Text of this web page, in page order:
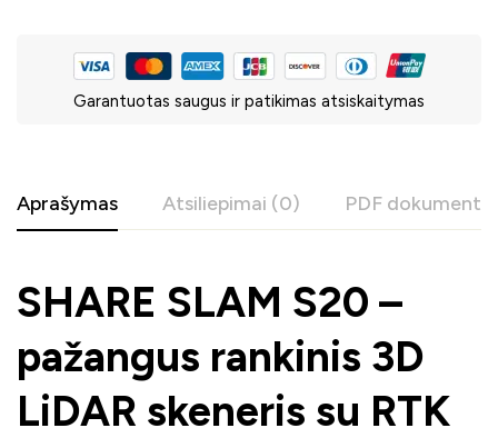
Garantuotas saugus ir patikimas atsiskaitymas
Aprašymas Atsiliepimai (0) PDF
SHARE SLAM S20 –
pažangus rankinis 3D
LiDAR skeneris su RTK